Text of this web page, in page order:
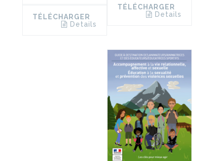
TÉLÉCHARGER
Details
TÉLÉCHARGER
Details